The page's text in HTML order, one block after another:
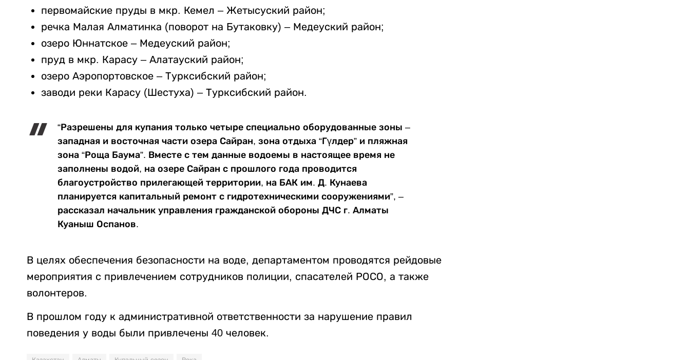
первомайские пруды в мкр. Кемел – Жетысуский район;
речка Малая Алматинка (поворот на Бутаковку) – Медеуский район;
озеро Юннатское – Медеуский район;
пруд в мкр. Карасу – Алатауский район;
озеро Аэропортовское – Турксибский район;
заводи реки Карасу (Шестуха) – Турксибский район.
“Разрешены для купания только четыре специально оборудованные зоны –
западная и восточная части озера Сайран, зона отдыха “Гүлдер” и пляжная
зона “Роща Баума”. Вместе с тем данные водоемы в настоящее время не
заполнены водой, на озере Сайран с прошлого года проводится
благоустройство прилегающей территории, на БАК им. Д. Кунаева
планируется капитальный ремонт с гидротехническими сооружениями”, –
рассказал начальник управления гражданской обороны ДЧС г. Алматы
Куаныш Оспанов.
В целях обеспечения безопасности на воде, департаментом проводятся рейдовые
мероприятия с привлечением сотрудников полиции, спасателей РОСО, а также
волонтеров.
В прошлом году к административной ответственности за нарушение правил
поведения у воды были привлечены 40 человек.